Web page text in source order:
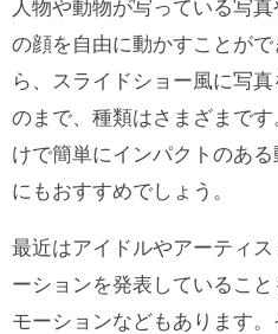
人物や動物が写っている写
の顔を自由に動かすことが
ら、スライドショー風に写
のまで、種類はさまざまで
けで簡単にインパクトのあ
にもおすすめでしょう。
最近はアイドルやアーティ
ーションを発表しているこ
モーションなどもあります